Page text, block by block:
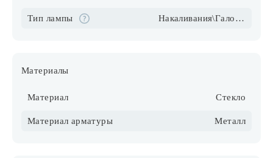
Тип лампы Накаливания\Галогеновые\Светодиодные\Компактные люмин.
Материалы
Материал Стекло
Материал арматуры Металл